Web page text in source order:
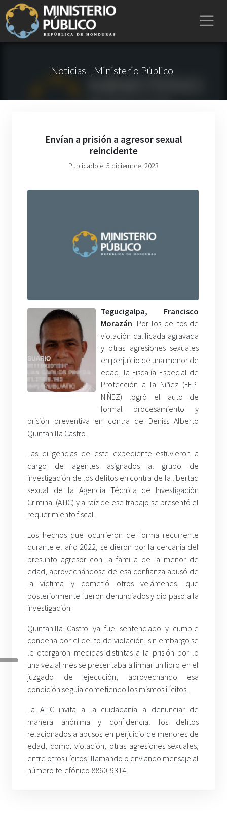
Noticias | Ministerio Público
Envían a prisión a agresor sexual
reincidente
Publicado el 5 diciembre, 2023
Tegucigalpa, Francisco
Morazán. Por los delitos de
violación calificada agravada
y otras agresiones sexuales
en perjuicio de una menor de
edad, la Fiscalía Especial de
Protección a la Niñez (FEP-
NIÑEZ) logró el auto de
formal procesamiento y
prisión preventiva en contra de Deniss Alberto
Quintanilla Castro.
Las diligencias de este expediente estuvieron a
cargo de agentes asignados al grupo de
investigación de los delitos en contra de la libertad
sexual de la Agencia Técnica de Investigación
Criminal (ATIC) y a raíz de ese trabajo se presentó el
requerimiento fiscal.
Los hechos que ocurrieron de forma recurrente
durante el año 2022, se dieron por la cercanía del
presunto agresor con la familia de la menor de
edad, aprovechándose de esa confianza abusó de
la víctima y cometió otros vejámenes, que
posteriormente fueron denunciados y dio paso a la
investigación.
Quintanilla Castro ya fue sentenciado y cumple
condena por el delito de violación, sin embargo se
le otorgaron medidas distintas a la prisión por lo
una vez al mes se presentaba a firmar un libro en el
juzgado de ejecución, aprovechando esa
condición seguía cometiendo los mismos ilícitos.
La ATIC invita a la ciudadanía a denunciar de
manera anónima y confidencial los delitos
relacionados a abusos en perjuicio de menores de
edad, como: violación, otras agresiones sexuales,
entre otros ilícitos, llamando o enviando mensaje al
número telefónico 8860-9314.